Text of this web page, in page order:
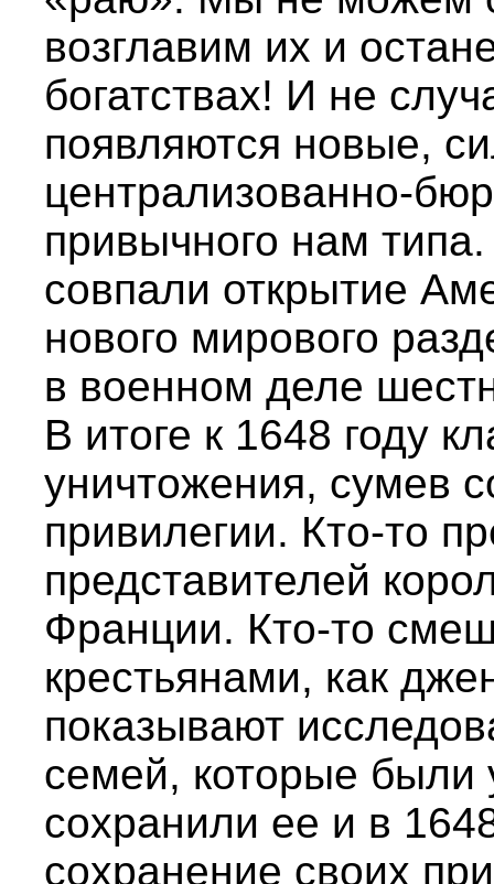
возглавим их и
богатствах! И не
появляются новые,
централизованно-
привычного нам
совпали открытие
нового мирового
в военном деле
В итоге к 1648 году
уничтожения, сумев
привилегии. Кто-то
представителей
Франции. Кто-то
крестьянами, как
показывают
семей, которые были
сохранили ее и в
сохранение своих